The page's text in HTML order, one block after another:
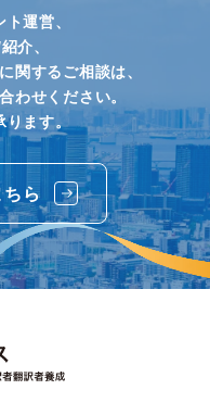
運営、
介、
関するご相談は、
わせください。
ります。
ちら